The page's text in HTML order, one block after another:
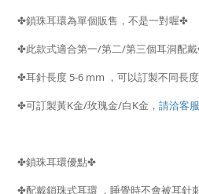
✤鎖珠耳環為單個販售，不是一對喔✤
✤此款式適合第一/第二/第三個耳洞配戴
✤耳針長度 5-6 mm ，可以訂製不同長
✤可訂製黃K金/玫瑰金/白 K金， 請洽客服
✤鎖珠耳環優點✤
✤配戴鎖珠式耳環 ，睡覺時不會被耳針